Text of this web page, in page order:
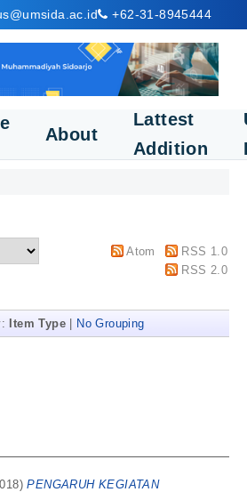
+62-31-8945444
About
Lattest
Addition
Atom
RSS 1.0
RSS 2.0
Item Type No Grouping
PENGARUH KEGIATAN